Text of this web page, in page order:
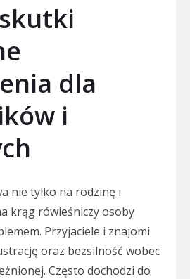
dla
i
nie tylko na rodzinę i
krąg rówieśniczy osoby
Przyjaciele i znajomi
oraz bezsilność wobec
Często dochodzi do